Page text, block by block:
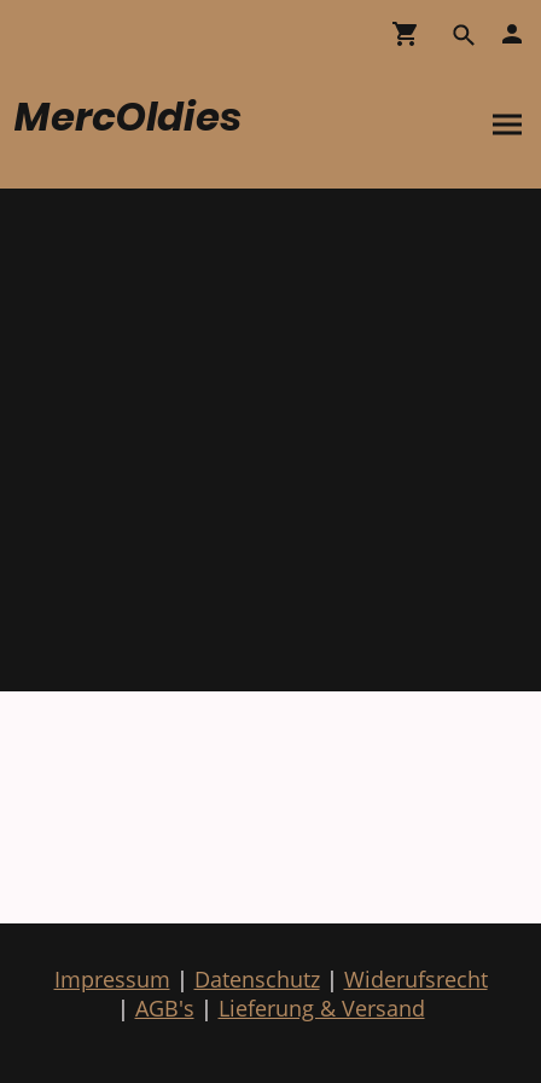
MercOldies
Impressum | Datenschutz| Widerufsrecht
| AGB's | Lieferung & Versand